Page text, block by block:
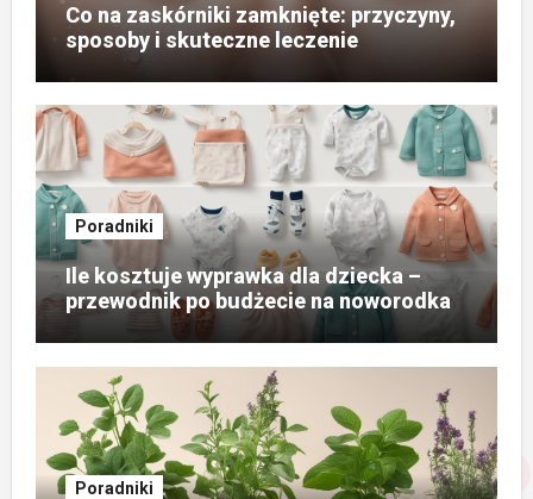
Co na zaskórniki zamknięte: przyczyny,
sposoby i skuteczne leczenie
Poradniki
Ile kosztuje wyprawka dla dziecka –
przewodnik po budżecie na noworodka
Poradniki